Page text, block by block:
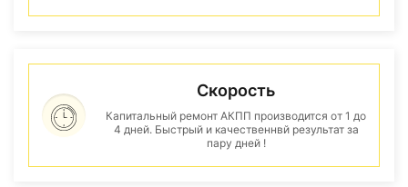
Скорость
Капитальный ремонт АКПП производится от 1 до
4 дней. Быстрый и качественнвй результат за
пару дней !